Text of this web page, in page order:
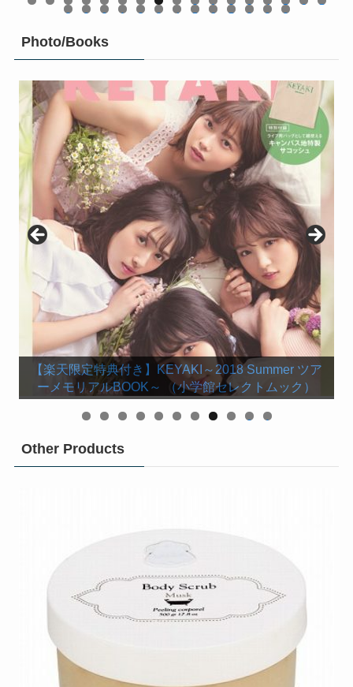
0 1 2 3 4 5 6 7
8 9 0 1 2 3 4 5 6 7 8 9 0
Photo/Books
【楽天ブックス限定特典付き】小池美波ファースト
写真集「青春の瓶詰め」 [ 小池美波 ]
【楽天ブックス限定カバー】欅坂46 守屋茜 1st写
真集 「潜在意識」
【楽天限定特典付】欅坂46 渡邉理佐 1st写真集
「無口」 [ 渡邉 理佐 ]
【楽天ブックス限定特典付き】小林由依1st写真集
「感情の構図」 [ 小林 由依 ]
【楽天ブックス限定特典付き】けやき坂46 渡邉美穂
ファースト写真集 『陽だまり』
欅坂46ファースト写真集『21人の未完成』
【楽天限定特典付き】欅坂46 今泉佑唯ソロ写真集
「誰も知らない私」 [ 今泉佑唯 ]
【楽天限定特典付き】KEYAKI～2018 Summer ツア
ーメモリアルBOOK～ （小学館セレクトムック）
菅井友香1st写真集 フィアンセ [ 菅井 友香 ]
渡辺梨加１st写真集「饒舌な眼差し」
長濱ねる1st写真集「ここから」
0 1
Other Products